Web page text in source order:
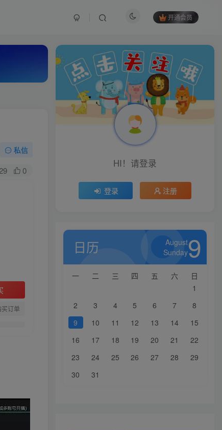
开通会员
私信
29 0
买订单
HI！请登录
登录 注册
日历
August
Sunday9
一 二 三 四 五 六
日
1
2
3 4 5 6 7
8
9
10 11 12 13 14
15
16
17 18 19 20 21
22
23
24 25 26 27 28
29
30
31